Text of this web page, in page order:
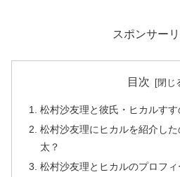
スポンサー
目次
松村沙友理と彼氏・ヒカルす
松村沙友理にヒカルを紹介し
太？
松村沙友理とヒカルのプロフィ